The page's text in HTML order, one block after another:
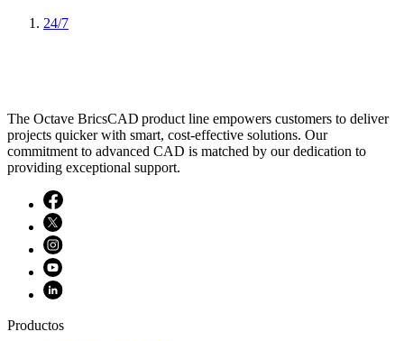
24/7
The Octave BricsCAD product line empowers customers to deliver
projects quicker with smart, cost-effective solutions. Our
commitment to advanced CAD is matched by our dedication to
providing exceptional support.
Productos